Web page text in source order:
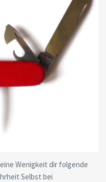
Wenigkeit dir folgende
Selbst bei